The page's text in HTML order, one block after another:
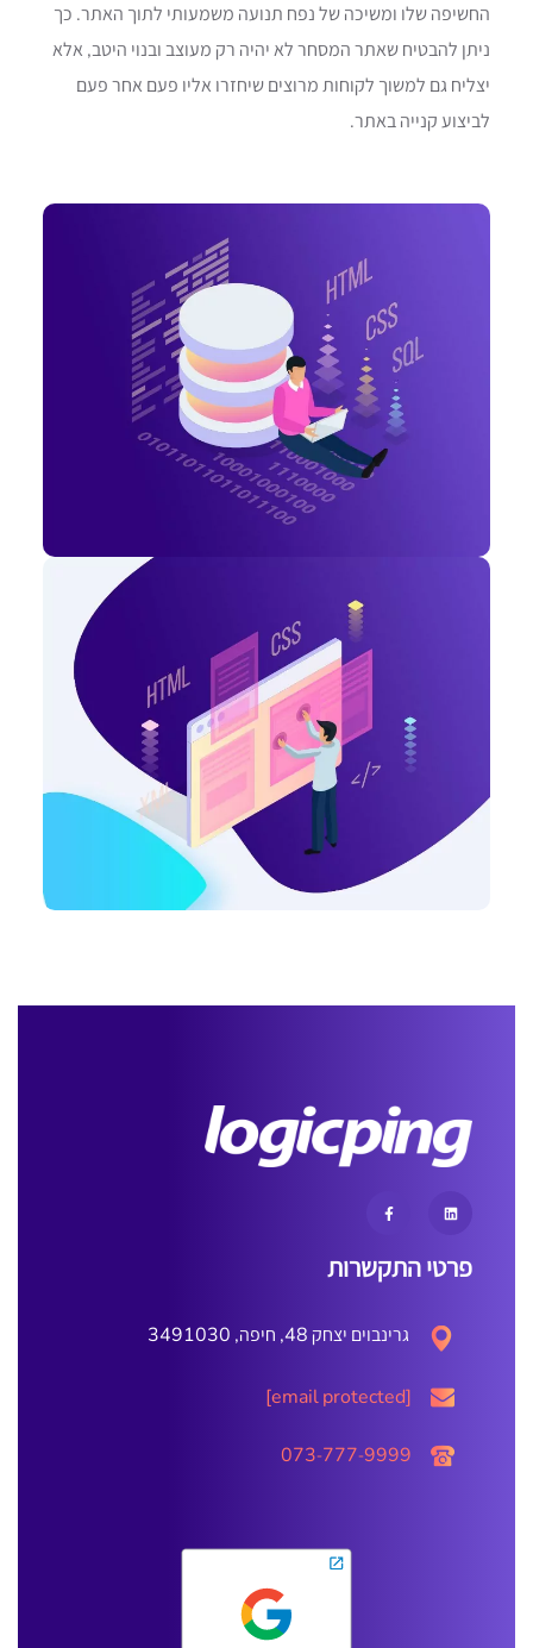
החשיפה שלו ומשיכה של נפח תנועה משמעותי לתוך האתר. כך
ניתן להבטיח שאתר המסחר לא יהיה רק מעוצב ובנוי היטב, אלא
יצליח גם למשוך לקוחות מרוצים שיחזרו אליו פעם אחר פעם
לביצוע קנייה באתר.
פרטי התקשרות
גרינבוים יצחק 48, חיפה, 3491030
[email protected]
073-777-9999